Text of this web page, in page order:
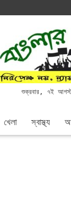
শুক্রবার, ৭ই
খেলা স্বাস্থ্য